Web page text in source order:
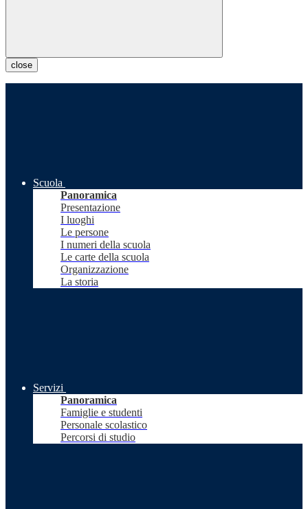
close
Scuola
Panoramica
Presentazione
I luoghi
Le persone
I numeri della scuola
Le carte della scuola
Organizzazione
La storia
Servizi
Panoramica
Famiglie e studenti
Personale scolastico
Percorsi di studio